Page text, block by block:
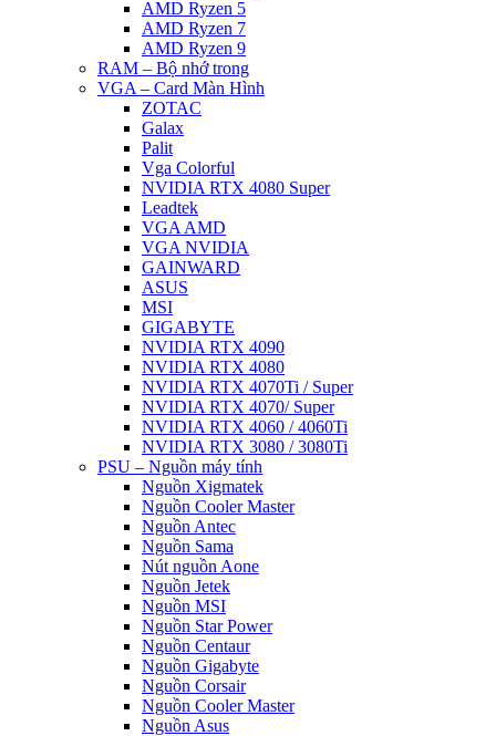
AMD Ryzen 5
AMD Ryzen 7
AMD Ryzen 9
RAM – Bộ nhớ trong
VGA – Card Màn Hình
ZOTAC
Galax
Palit
Vga Colorful
NVIDIA RTX 4080 Super
Leadtek
VGA AMD
VGA NVIDIA
GAINWARD
ASUS
MSI
GIGABYTE
NVIDIA RTX 4090
NVIDIA RTX 4080
NVIDIA RTX 4070Ti / Super
NVIDIA RTX 4070/ Super
NVIDIA RTX 4060 / 4060Ti
NVIDIA RTX 3080 / 3080Ti
PSU – Nguồn máy tính
Nguồn Xigmatek
Nguồn Cooler Master
Nguồn Antec
Nguồn Sama
Nút nguồn Aone
Nguồn Jetek
Nguồn MSI
Nguồn Star Power
Nguồn Centaur
Nguồn Gigabyte
Nguồn Corsair
Nguồn Cooler Master
Nguồn Asus